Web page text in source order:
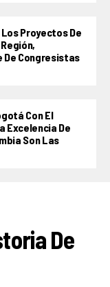
Proyectos De
De Congresistas
Con El
Excelencia De
Son Las
De